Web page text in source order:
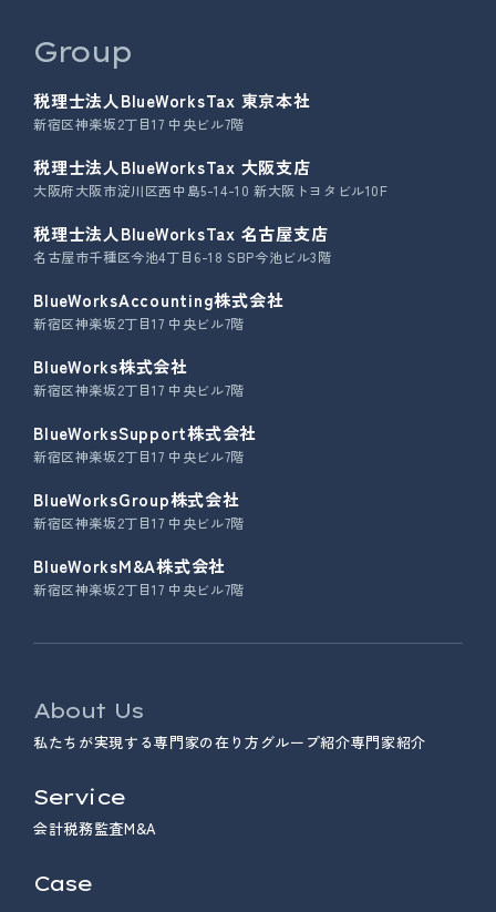
Group
税理士法人BlueWorksTax 東京本社
新宿区神楽坂2丁目17 中央ビル7階
税理士法人BlueWorksTax 大阪支店
大阪府大阪市淀川区西中島5-14-10 新大阪トヨタビル10F
税理士法人BlueWorksTax 名古屋支店
名古屋市千種区今池4丁目6-18 SBP今池ビル3階
BlueWorksAccounting株式会社
新宿区神楽坂2丁目17 中央ビル7階
BlueWorks株式会社
新宿区神楽坂2丁目17 中央ビル7階
BlueWorksSupport株式会社
新宿区神楽坂2丁目17 中央ビル7階
BlueWorksGroup株式会社
新宿区神楽坂2丁目17 中央ビル7階
BlueWorksM&A株式会社
新宿区神楽坂2丁目17 中央ビル7階
About Us
私たちが実現する専門家の在り方 グループ紹介専門家紹介
Service
会計税務監査M&A
Case